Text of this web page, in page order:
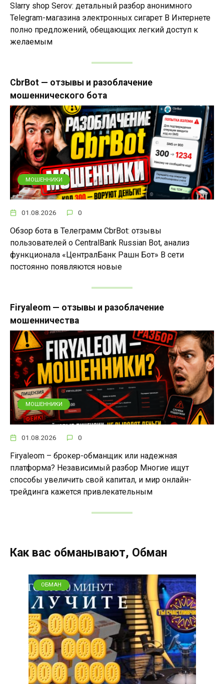
Slarry shop Serov: детальный разбор анонимного
Telegram-магазина электронных сигарет В Интернете
полно предложений, обещающих легкий доступ к
желаемым
CbrBot — отзывы и разоблачение
мошеннического бота
МОШЕННИКИ
01.08.2026 0
Обзор бота в Телеграмм CbrBot: отзывы
пользователей о CentralBank Russian Bot, анализ
функционала «ЦентралБанк Рашн Бот» В сети
постоянно появляются новые
Firyaleom — отзывы и разоблачение
мошенничества
МОШЕННИКИ
01.08.2026 0
Firyaleom – брокер-обманщик или надежная
платформа? Независимый разбор Многие ищут
способы увеличить свой капитал, и мир онлайн-
трейдинга кажется привлекательным
Как вас обманывают, Обман
ОБМАН